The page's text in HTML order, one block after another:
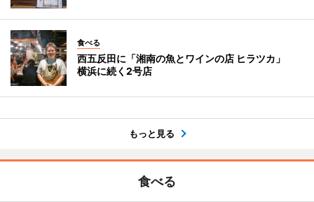
食べる
西五反田に「湘南の魚とワインの店 ヒラツカ」
横浜に続く2号店
もっと見る
食べる